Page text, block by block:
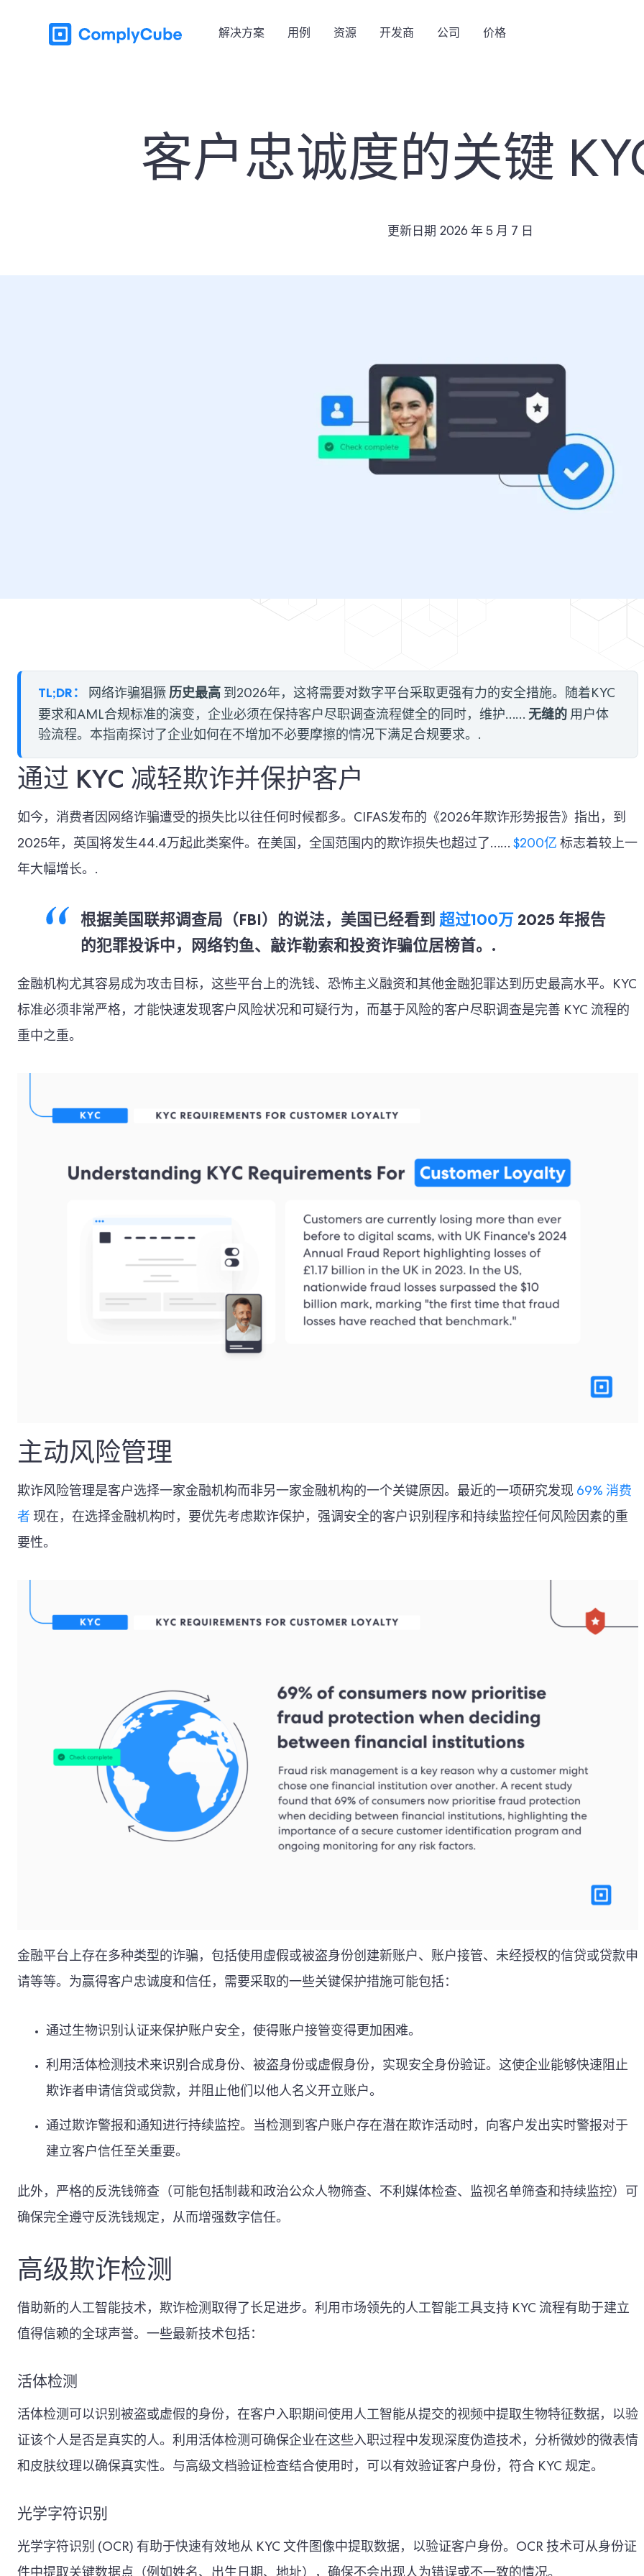
解决方案 用例 资源 开发商 公司 价格
客户忠诚度的关键
更新日期 2026 年 5 月 7 日
TL;DR： 网络诈骗猖獗 历史最高 到2026年，这将需要对数字平台采取更强有力的安全措施。随着KYC
要求和AML合规标准的演变，企业必须在保持客户尽职调查流程健全的同时，维护…… 无缝的 用户体
验流程。本指南探讨了企业如何在不增加不必要摩擦的情况下满足合规要求。.
通过 KYC 减轻欺诈并保护客户
如今，消费者因网络诈骗遭受的损失比以往任何时候都多。CIFAS发布的《2026年欺诈形势报告》指出，到
2025年，英国将发生44.4万起此类案件。在美国，全国范围内的欺诈损失也超过了…… $200亿 标志着较上一
年大幅增长。.
根据美国联邦调查局（FBI）的说法，美国已经看到 超过100万 2025 年报告
的犯罪投诉中，网络钓鱼、敲诈勒索和投资诈骗位居榜首。.
金融机构尤其容易成为攻击目标，这些平台上的洗钱、恐怖主义融资和其他金融犯罪达到历史最高水平。KYC
标准必须非常严格，才能快速发现客户风险状况和可疑行为，而基于风险的客户尽职调查是完善 KYC 流程的
重中之重。
主动风险管理
欺诈风险管理是客户选择一家金融机构而非另一家金融机构的一个关键原因。最近的一项研究发现 69% 消费
者 现在，在选择金融机构时，要优先考虑欺诈保护，强调安全的客户识别程序和持续监控任何风险因素的重
要性。
金融平台上存在多种类型的诈骗，包括使用虚假或被盗身份创建新账户、账户接管、未经授权的信贷或贷款申
请等等。为赢得客户忠诚度和信任，需要采取的一些关键保护措施可能包括：
通过生物识别认证来保护账户安全，使得账户接管变得更加困难。
利用活体检测技术来识别合成身份、被盗身份或虚假身份，实现安全身份验证。这使企业能够快速阻止
欺诈者申请信贷或贷款，并阻止他们以他人名义开立账户。
通过欺诈警报和通知进行持续监控。当检测到客户账户存在潜在欺诈活动时，向客户发出实时警报对于
建立客户信任至关重要。
此外，严格的反洗钱筛查（可能包括制裁和政治公众人物筛查、不利媒体检查、监视名单筛查和持续监控）可
确保完全遵守反洗钱规定，从而增强数字信任。
高级欺诈检测
借助新的人工智能技术，欺诈检测取得了长足进步。利用市场领先的人工智能工具支持 KYC 流程有助于建立
值得信赖的全球声誉。一些最新技术包括：
活体检测
活体检测可以识别被盗或虚假的身份，在客户入职期间使用人工智能从提交的视频中提取生物特征数据，以验
证该个人是否是真实的人。利用活体检测可确保企业在这些入职过程中发现深度伪造技术，分析微妙的微表情
和皮肤纹理以确保真实性。与高级文档验证检查结合使用时，可以有效验证客户身份，符合 KYC 规定。
光学字符识别
光学字符识别 (OCR) 有助于快速有效地从 KYC 文件图像中提取数据，以验证客户身份。OCR 技术可从身份证